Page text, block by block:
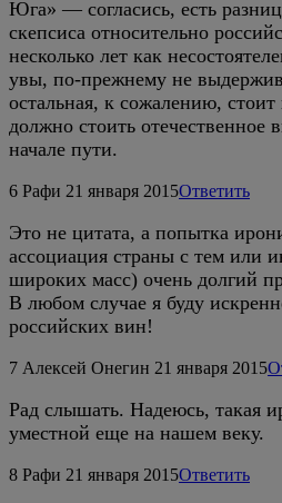
Юга» — согласись, есть
скепсиса относительно
несколько лет как
увы, по-прежнему не
остальная, к сожалению,
должно стоить
начале пути.
6 Рафи 21 января 2015Ответить
Это не цитата, а попытка
ассоциация страны с тем или
широких масс) очень долгий
В любом случае я буду
российских вин!
7 Алексей Онегин 21 января 2015
Рад слышать. Надеюсь, такая
уместной еще на нашем веку.
8 Рафи 21 января 2015Ответить